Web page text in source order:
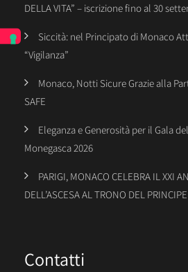
DELLA VITA” – iscrizione fino al 30
Siccità: nel Principato di Monaco
“Vigilanza”
Monaco, Notti Sicure Grazie alla
SAFE
Eleganza e Generosità per il Gala
Monegasca 2026
PARIGI, MONACO CELEBRA IL XXI
DELL’ASCESA AL TRONO DEL
Contatti